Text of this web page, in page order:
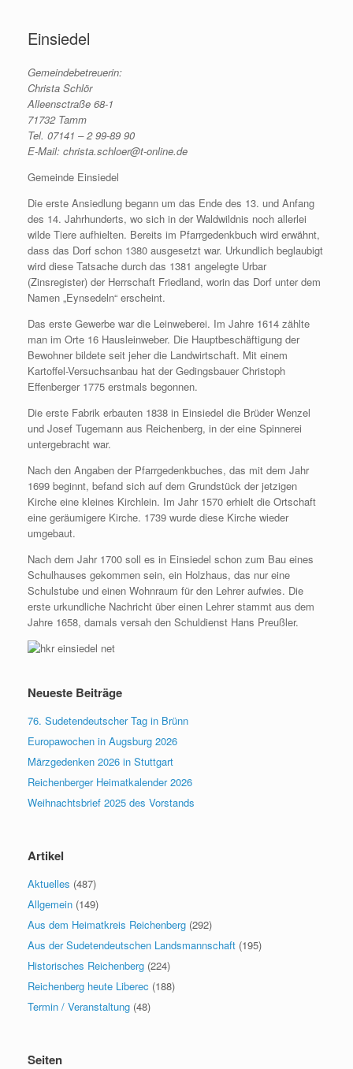
springenEinsiedel
Gemeindebetreuerin:
Christa Schlör
Alleensctraße 68-1
71732 Tamm
Tel. 07141 – 2 99-89 90
E-Mail: christa.schloer@t-online.de
Gemeinde Einsiedel
Die erste Ansiedlung begann um das Ende des 13. und Anfang
des 14. Jahrhunderts, wo sich in der Waldwildnis noch allerlei
wilde Tiere aufhielten. Bereits im Pfarrgedenkbuch wird erwähnt,
dass das Dorf schon 1380 ausgesetzt war. Urkundlich beglaubigt
wird diese Tatsache durch das 1381 angelegte Urbar
(Zinsregister) der Herrschaft Friedland, worin das Dorf unter dem
Namen „Eynsedeln“ erscheint.
Das erste Gewerbe war die Leinweberei. Im Jahre 1614 zählte
man im Orte 16 Hausleinweber. Die Hauptbeschäftigung der
Bewohner bildete seit jeher die Landwirtschaft. Mit einem
Kartoffel-Versuchsanbau hat der Gedingsbauer Christoph
Effenberger 1775 erstmals begonnen.
Die erste Fabrik erbauten 1838 in Einsiedel die Brüder Wenzel
und Josef Tugemann aus Reichenberg, in der eine Spinnerei
untergebracht war.
Nach den Angaben der Pfarrgedenkbuches, das mit dem Jahr
1699 beginnt, befand sich auf dem Grundstück der jetzigen
Kirche eine kleines Kirchlein. Im Jahr 1570 erhielt die Ortschaft
eine geräumigere Kirche. 1739 wurde diese Kirche wieder
umgebaut.
Nach dem Jahr 1700 soll es in Einsiedel schon zum Bau eines
Schulhauses gekommen sein, ein Holzhaus, das nur eine
Schulstube und einen Wohnraum für den Lehrer aufwies. Die
erste urkundliche Nachricht über einen Lehrer stammt aus dem
Jahre 1658, damals versah den Schuldienst Hans Preußler.
Neueste Beiträge
76. Sudetendeutscher Tag in Brünn
Europawochen in Augsburg 2026
Märzgedenken 2026 in Stuttgart
Reichenberger Heimatkalender 2026
Weihnachtsbrief 2025 des Vorstands
Artikel
Aktuelles (487)
Allgemein (149)
Aus dem Heimatkreis Reichenberg (292)
Aus der Sudetendeutschen Landsmannschaft (195)
Historisches Reichenberg (224)
Reichenberg heute Liberec (188)
Termin / Veranstaltung (48)
Seiten